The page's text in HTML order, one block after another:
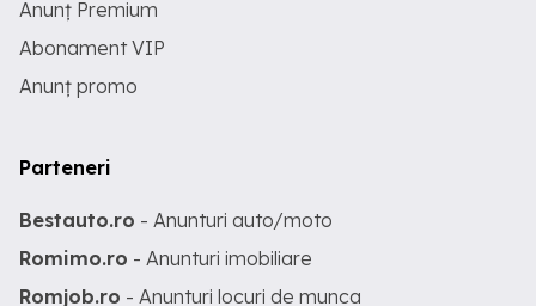
Anunț Premium
Abonament VIP
Anunț promo
Parteneri
Bestauto.ro - Anunturi auto/moto
Romimo.ro - Anunturi imobiliare
Romjob.ro - Anunturi locuri de munca